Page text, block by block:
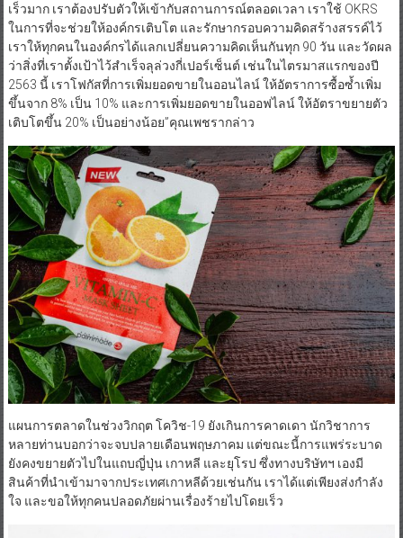
เร็วมาก เราต้องปรับตัวให้เข้ากับสถานการณ์ตลอดเวลา เราใช้ OKRS
ในการที่จะช่วยให้องค์กรเติบโต และรักษากรอบความคิดสร้างสรรค์ไว้
เราให้ทุกคนในองค์กรได้แลกเปลี่ยนความคิดเห็นกันทุก 90 วัน และวัดผล
ว่าสิ่งที่เราตั้งเป้าไว้สำเร็จลุล่วงกี่เปอร์เซ็นต์ เช่นในไตรมาสแรกของปี
2563 นี้ เราโฟกัสที่การเพิ่มยอดขายในออนไลน์ ให้อัตราการซื้อซ้ำเพิ่ม
ขึ้นจาก 8% เป็น 10% และการเพิ่มยอดขายในออฟไลน์ ให้อัตราขยายตัว
เติบโตขึ้น 20% เป็นอย่างน้อย”คุณเพชรากล่าว
แผนการตลาดในช่วงวิกฤต โควิช-19 ยังเกินการคาดเดา นักวิชาการ
หลายท่านบอกว่าจะจบปลายเดือนพฤษภาคม แต่ขณะนี้การแพร่ระบาด
ยังคงขยายตัวไปในแถบญี่ปุ่น เกาหลี และยุโรป ซึ่งทางบริษัทฯ เองมี
สินค้าที่นำเข้ามาจากประเทศเกาหลีด้วยเช่นกัน เราได้แต่เพียงส่งกำลัง
ใจ และขอให้ทุกคนปลอดภัยผ่านเรื่องร้ายไปโดยเร็ว